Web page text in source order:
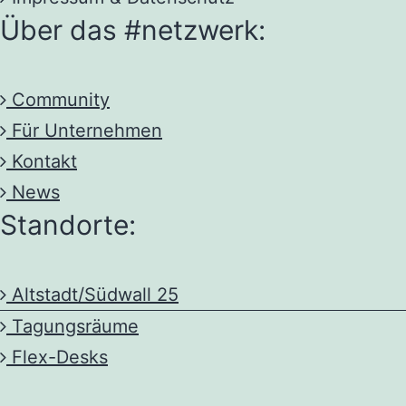
Über das #netzwerk:
Community
Für Unternehmen
Kontakt
News
Standorte:
Altstadt/Südwall 25
Tagungsräume
Flex-Desks